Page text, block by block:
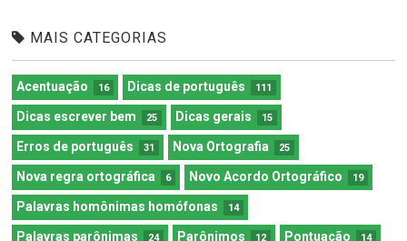
MAIS CATEGORIAS
Acentuação 16 Dicas de português 111
Dicas escrever bem 25 Dicas gerais 15
Erros de português 31 Nova Ortografia 25
Nova regra ortográfica 6 Novo Acordo Ortográfico 19
Palavras homônimas homófonas 14
Palavras parônimas 24 Parônimos 12 Pontuação 14